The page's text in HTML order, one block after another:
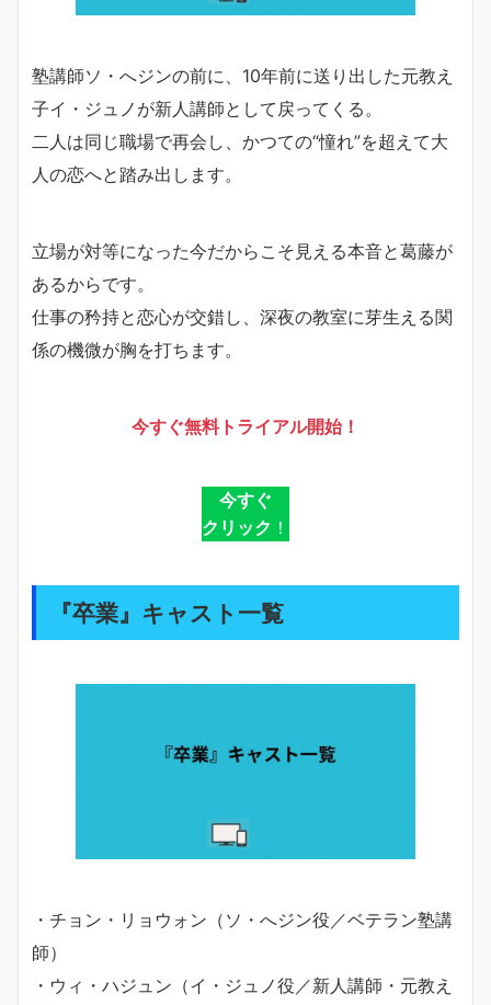
塾講師ソ・へジンの前に、10年前に送り出した元教え
子イ・ジュノが新人講師として戻ってくる。
二人は同じ職場で再会し、かつての“憧れ”を超えて大
人の恋へと踏み出します。
立場が対等になった今だからこそ見える本音と葛藤が
あるからです。
仕事の矜持と恋心が交錯し、深夜の教室に芽生える関
係の機微が胸を打ちます。
今すぐ無料トライアル開始！
今すぐ
クリック ！
『卒業』キャスト一覧
・チョン・リョウォン（ソ・へジン役／ベテラン塾講
師）
・ウィ・ハジュン（イ・ジュノ役／新人講師・元教え